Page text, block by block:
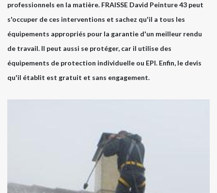
professionnels en la matière. FRAISSE David Peinture 43 peut
s'occuper de ces interventions et sachez qu'il a tous les
équipements appropriés pour la garantie d'un meilleur rendu
de travail. Il peut aussi se protéger, car il utilise des
équipements de protection individuelle ou EPI. Enfin, le devis
qu'il établit est gratuit et sans engagement.